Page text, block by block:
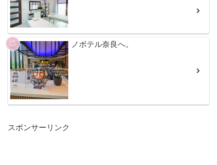
ノボテル奈良へ。
スポンサーリンク